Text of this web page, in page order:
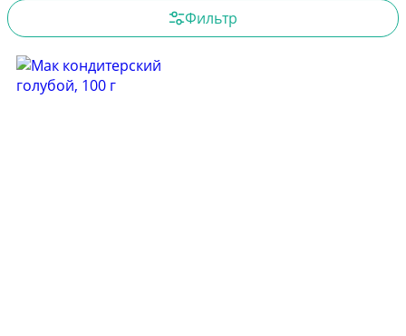
Фильтр